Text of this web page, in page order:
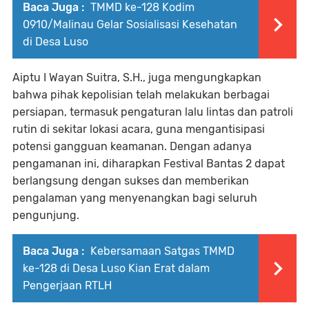
Baca Juga : TMMD ke-128 Kodim
0910/Malinau Gelar Sosialisasi Kesehatan
di Desa Luso
Aiptu I Wayan Suitra, S.H., juga mengungkapkan
bahwa pihak kepolisian telah melakukan berbagai
persiapan, termasuk pengaturan lalu lintas dan patroli
rutin di sekitar lokasi acara, guna mengantisipasi
potensi gangguan keamanan. Dengan adanya
pengamanan ini, diharapkan Festival Bantas 2 dapat
berlangsung dengan sukses dan memberikan
pengalaman yang menyenangkan bagi seluruh
pengunjung.
Baca Juga : Kebersamaan Satgas TMMD
ke-128 di Desa Luso Kian Erat dalam
Pengerjaan RTLH